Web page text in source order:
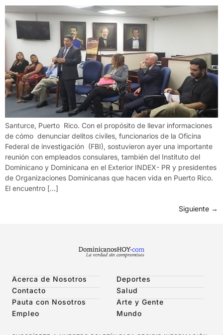
Santurce, Puerto Rico. Con el propósito de llevar informaciones
de cómo denunciar delitos civiles, funcionarios de la Oficina
Federal de investigación (FBI), sostuvieron ayer una importante
reunión con empleados consulares, también del Instituto del
Dominicano y Dominicana en el Exterior INDEX- PR y presidentes
de Organizaciones Dominicanas que hacen vida en Puerto Rico.
El encuentro […]
Siguiente →
Acerca de Nosotros
Contacto
Pauta con Nosotros
Empleo
Deportes
Salud
Arte y Gente
Mundo